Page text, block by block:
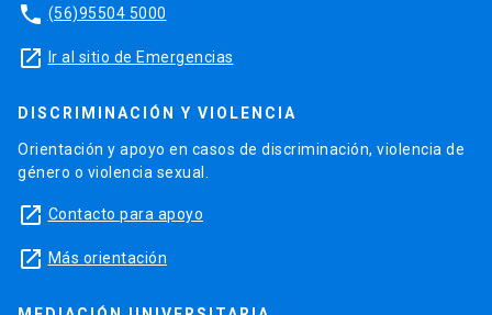
phone (56)95504 5000
launch Ir al sitio de Emergencias
DISCRIMINACIÓN Y VIOLENCIA
Orientación y apoyo en casos de discriminación, violencia de
género o violencia sexual.
launch Contacto para apoyo
launch Más orientación